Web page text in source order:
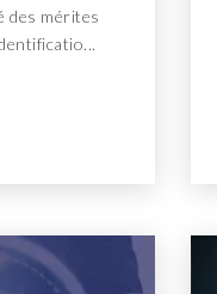
des mérites